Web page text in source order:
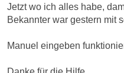
Jetzt wo ich alles habe,
Bekannter war gestern mit
Manuel eingeben